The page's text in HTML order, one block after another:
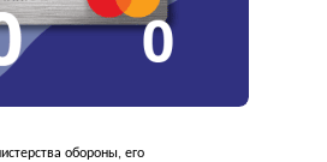
обороны, его